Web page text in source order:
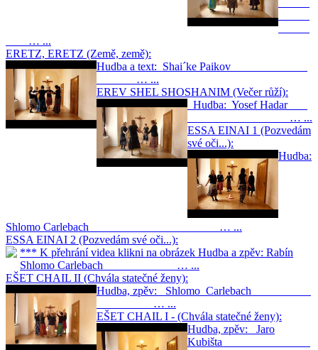
… ...
ERETZ, ERETZ (Země, země):
Hudba a text: Shai´ke Paikov
… ...
EREV SHEL SHOSHANIM (Večer růží):
Hudba: Yosef Hadar
… ...
ESSA EINAI 1 (Pozvedám
své oči...):
Hudba:
Shlomo Carlebach … ...
ESSA EINAI 2 (Pozvedám své oči...):
*** K přehrání videa klikni na obrázek Hudba a zpěv: Rabín
Shlomo Carlebach … ...
EŠET CHAIL II (Chvála statečné ženy):
Hudba, zpěv: Shlomo Carlebach
… ...
EŠET CHAIL I - (Chvála statečné ženy):
Hudba, zpěv: Jaro
Kubišta